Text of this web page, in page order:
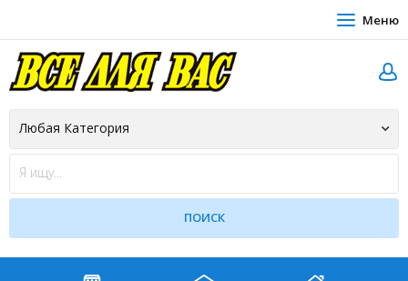
Меню